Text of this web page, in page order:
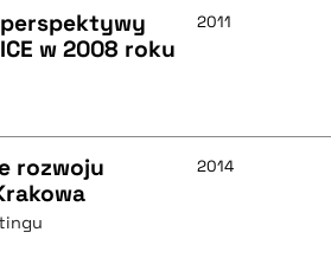
w 2008 roku
2011
rozwoju
2014